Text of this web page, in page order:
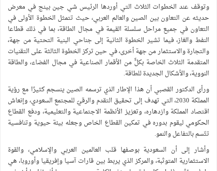
وتوقف عند الخطوات الثلاث التي أوردها الرئيس شي جين بينج في معرض
حديثه عن التعاون بين الصين والعالم العربي، حيث تتمثل الخطوة الأولى في
التعاون في جميع مراحل سلسلة القيمة في مجال الطاقة، بما في ذلك قطاعا
النفط والغاز، فيما تشير الخطوة الثانية إلى جناحي البنية التحتية من جهة،
والتجارة والاستثمار من جهة أخرى، في حين تركز الخطوة الثالثة على التقنيات
المتقدمة الثلاث الخاصة بكلٍّ من الأقمار الصناعية في مجال الفضاء، والطاقة
النووية، والأشكال الجديدة للطاقة.
ورأى الدكتور القصبي أن هذا الإطار الذي ترسمه الصين ينسجم كثيرًا مع رؤية
المملكة 2030، التي تهدف إلى تحقيق التقدم والرقيّ للمجتمع السعودي، وإنعاش
اقتصاد المملكة وازدهاره، وتعزيز الأنظمة الاجتماعية والتعليمية، ودفع القطاع
الحكومي ليقوم بدوره في تمكين القطاع الخاص وجعله بيئة حيوية وتنافسية
تتّسم بالتفاعل والنمو.
وأشار إلى أن السعودية بوصفها قلب العالمين العربي والإسلامي، والقوة
الاستثمارية المتوثبة، والمركز الذي يربط بين قارات آسيا وإفريقيا وأوروبا، هي